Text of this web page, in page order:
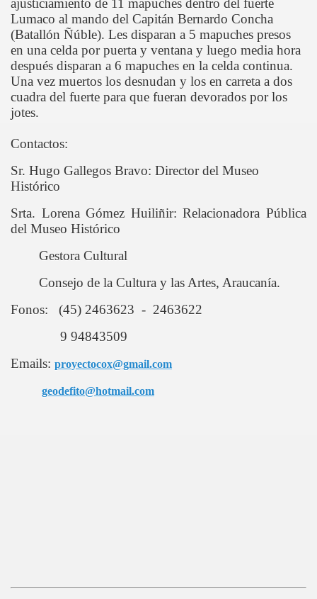
ajusticiamiento de 11 mapuches dentro del fuerte
Lumaco al mando del Capitán Bernardo Concha
(Batallón Ñúble). Les disparan a 5 mapuches presos
en una celda por puerta y ventana y luego media hora
después disparan a 6 mapuches en la celda continua.
Una vez muertos los desnudan y los en carreta a dos
cuadra del fuerte para que fueran devorados por los
jotes.
Contactos:
Sr. Hugo Gallegos Bravo: Director del Museo
Histórico
Srta. Lorena Gómez Huiliñir: Relacionadora Pública
del Museo Histórico
Gestora Cultural
Consejo de la Cultura y las Artes, Araucanía.
Fonos: (45) 2463623 - 2463622
9 94843509
Emails: proyectocox@gmail.com
geodefito@hotmail.com